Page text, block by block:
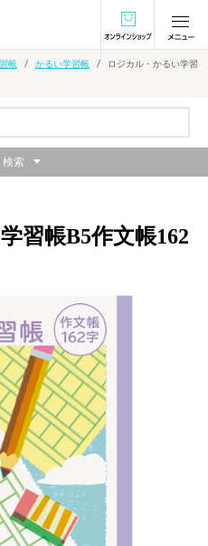
オンラインショ
帳 かるい学習帳
ロジカル・かるい学習
習帳B5作文帳162
ロジカル学習帳
、小学校・中高学年向けノー
検索